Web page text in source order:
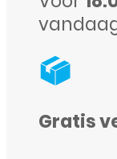
Gratis